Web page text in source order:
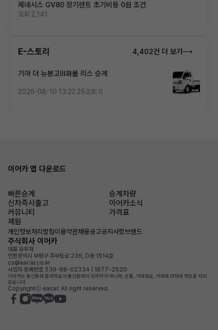
제네시스 GV80 장기렌트 초기비용 0원 조건
조회 2,141
E-스토리 4,402건 더 보기
기아 더 뉴봉고Ⅲ화물 리스 승계
2026-08-10 13:22:25조회 0
이어카 앱 다운로드
빠른승계
승계차량
신차즉시출고
이어카소식
커뮤니티
가격표
제원
개인정보처리방침이용약관채용공고공지사항브랜드
주식회사 이어카
대표 유우재
인천광역시 부평구 주부토로 236, D동 1514호
cs@eacar.co.kr
사업자 등록번호 539-88-02334 | 1877-2520
이어카는 통신판매 중개자로서 통신판매의 당사자가 아니며, 상품, 거래정보, 거래에 대하여 책임을 지지
않습니다.
Copyrightⓒ eacar. All right reserved.